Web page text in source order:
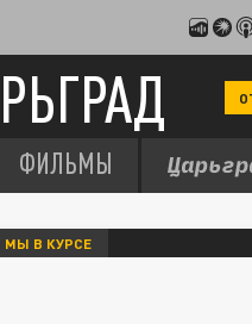
ФИЛЬМЫ
МЫ В КУРСЕ